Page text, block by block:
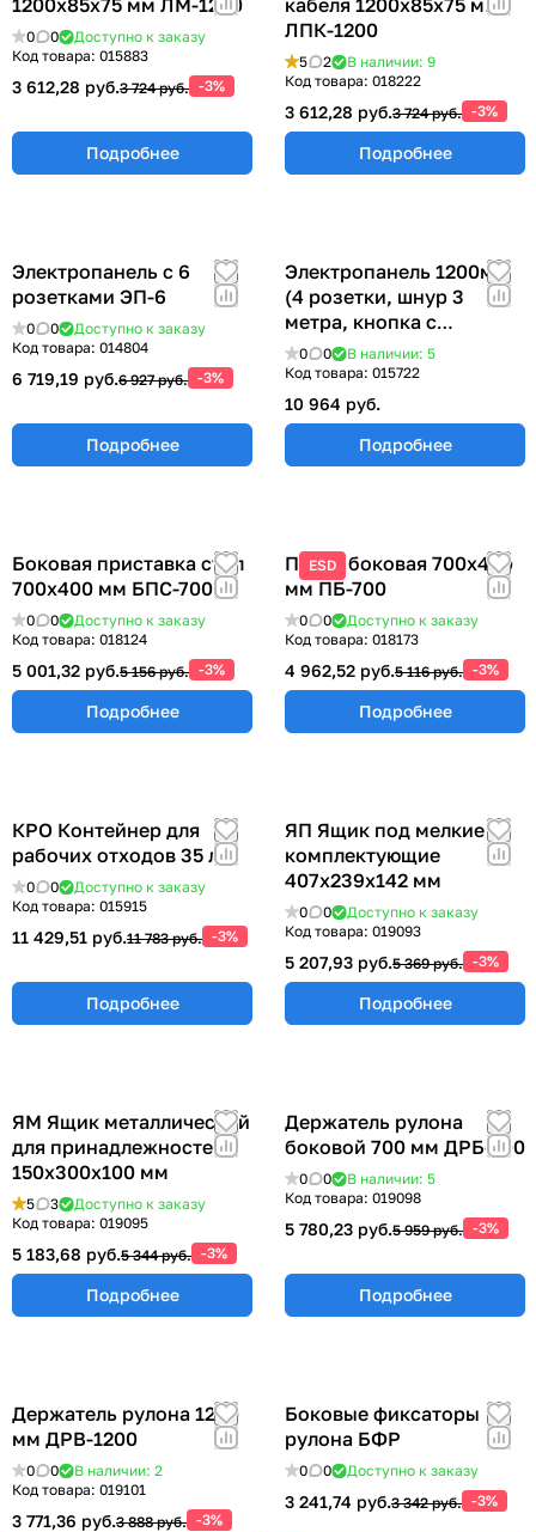
1200х85х75 мм ЛМ-1200
0 0
Доступно к заказу
Код товара: 015883
3 612,28 руб.3 724 руб. -3%
Подробнее
кабеля 1200х85х75 мм
ЛПК-1200
5 2
В наличии: 9
Код товара: 018222
3 612,28 руб.3 724 руб. -3%
Подробнее
Электропанель с 6
розетками ЭП-6
0 0
Доступно к заказу
Код товара: 014804
6 719,19 руб.6 927 руб. -3%
Подробнее
Электропанель 1200мм
(4 розетки, шнур 3
метра, кнопка с
индикацией питания)
ЭПА-1200
0 0
В наличии: 5
Код товара: 015722
10 964 руб.
Подробнее
Боковая приставка стол
700х400 мм БПС-700
0 0
Доступно к заказу
Код товара: 018124
5 001,32 руб.5 156 руб. -3%
Подробнее
ESD
Полка боковая 700х400
мм ПБ-700
0 0
Доступно к заказу
Код товара: 018173
4 962,52 руб.5 116 руб. -3%
Подробнее
КРО Контейнер для
рабочих отходов 35 л.
0 0
Доступно к заказу
Код товара: 015915
11 429,51 руб.11 783 руб. -3%
Подробнее
ЯП Ящик под мелкие
комплектующие
407х239х142 мм
0 0
Доступно к заказу
Код товара: 019093
5 207,93 руб.5 369 руб. -3%
Подробнее
ЯМ Ящик металлический
для принадлежностей
150х300х100 мм
5 3
Доступно к заказу
Код товара: 019095
5 183,68 руб.5 344 руб. -3%
Подробнее
Держатель рулона
боковой 700 мм ДРБ-700
0 0
В наличии: 5
Код товара: 019098
5 780,23 руб.5 959 руб. -3%
Подробнее
Держатель рулона 1200
мм ДРВ-1200
0 0
В наличии: 2
Код товара: 019101
3 771,36 руб.3 888 руб. -3%
Боковые фиксаторы
рулона БФР
0 0 Доступно к заказу
3 241,74 руб.3 342 руб. -3%